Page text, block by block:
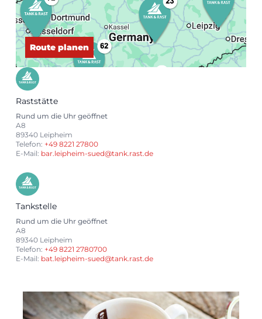
Route planen
Raststätte
Rund um die Uhr geöffnet
A8
89340 Leipheim
Telefon: +49 8221 27800
E-Mail: bar.leipheim-sued@tank.rast.de
Tankstelle
Rund um die Uhr geöffnet
A8
89340 Leipheim
Telefon: +49 8221 2780700
E-Mail: bat.leipheim-sued@tank.rast.de